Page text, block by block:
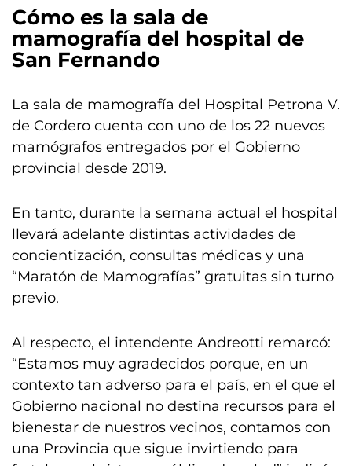
Cómo es la sala de
mamografía del hospital de
San Fernando
La sala de mamografía del Hospital Petrona V.
de Cordero cuenta con uno de los 22 nuevos
mamógrafos entregados por el Gobierno
provincial desde 2019.
En tanto, durante la semana actual el hospital
llevará adelante distintas actividades de
concientización, consultas médicas y una
“Maratón de Mamografías” gratuitas sin turno
previo.
Al respecto, el intendente Andreotti remarcó:
“Estamos muy agradecidos porque, en un
contexto tan adverso para el país, en el que el
Gobierno nacional no destina recursos para el
bienestar de nuestros vecinos, contamos con
una Provincia que sigue invirtiendo para